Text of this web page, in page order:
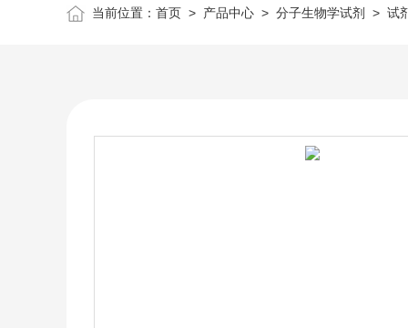
当前位置： 首页> 产品中心> 分子生物学试剂 > 试